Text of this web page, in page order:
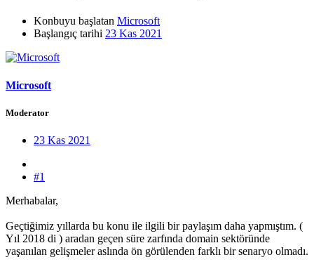
Konbuyu başlatan Microsoft
Başlangıç tarihi 23 Kas 2021
Microsoft
Moderator
23 Kas 2021
#1
Merhabalar,
Geçtiğimiz yıllarda bu konu ile ilgili bir paylaşım daha yapmıştım. (
Yıl 2018 di ) aradan geçen süre zarfında domain sektöründe
yaşanılan gelişmeler aslında ön görülenden farklı bir senaryo olmadı.